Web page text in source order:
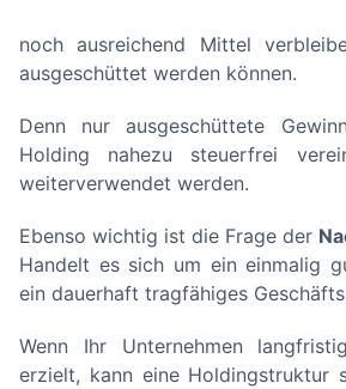
noch ausreichend Mittel
ausgeschüttet werden können.
Denn nur ausgeschüttete
Holding nahezu steuerfrei
weiterverwendet werden.
Ebenso wichtig ist die Frage der
Handelt es sich um ein einmalig
ein dauerhaft tragfähiges
Wenn Ihr Unternehmen
erzielt, kann eine Holdingstruktur